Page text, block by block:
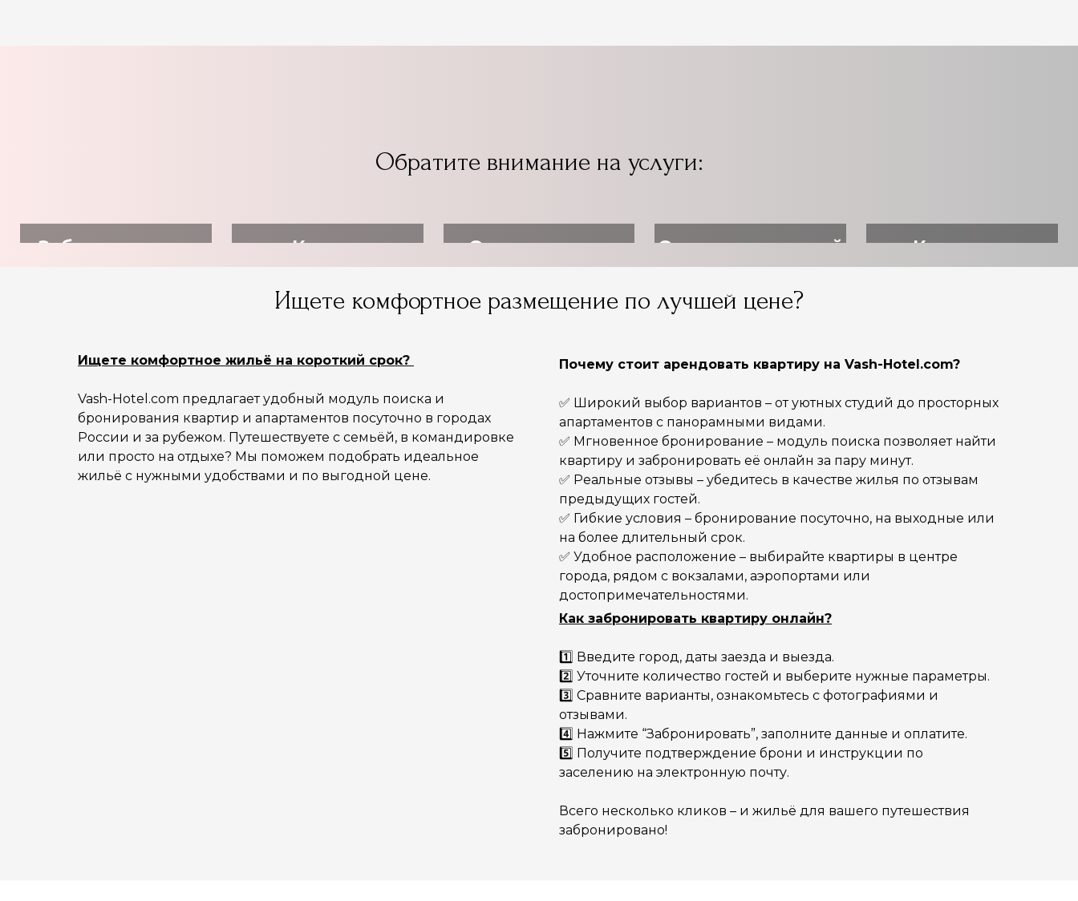
Обратите внимание на услуги:
Забронировать
Купить
авиабилет
Организовать
трансфер
Оздоровительный
отдых
Квартиры
посуточно
Ищете комфортное размещение по лучшей цене?
Ищете комфортное жильё на короткий срок?
Vash-Hotel.com предлагает удобный модуль поиска и
бронирования квартир и апартаментов посуточно в городах
России и за рубежом. Путешествуете с семьёй, в командировке
или просто на отдыхе? Мы поможем подобрать идеальное
жильё с нужными удобствами и по выгодной цене.
Почему стоит арендовать квартиру на Vash-Hotel.com?
✅ Широкий выбор вариантов – от уютных студий до просторных
апартаментов с панорамными видами.
✅ Мгновенное бронирование – модуль поиска позволяет найти
квартиру и забронировать её онлайн за пару минут.
✅ Реальные отзывы – убедитесь в качестве жилья по отзывам
предыдущих гостей.
✅ Гибкие условия – бронирование посуточно, на выходные или
на более длительный срок.
✅ Удобное расположение – выбирайте квартиры в центре
города, рядом с вокзалами, аэропортами или
достопримечательностями.
Как забронировать квартиру онлайн?
1️⃣ Введите город, даты заезда и выезда.
2️⃣ Уточните количество гостей и выберите нужные параметры.
3️⃣ Сравните варианты, ознакомьтесь с фотографиями и
отзывами.
4️⃣ Нажмите “Забронировать”, заполните данные и оплатите.
5️⃣ Получите подтверждение брони и инструкции по
заселению на электронную почту.
Всего несколько кликов – и жильё для вашего путешествия
забронировано!